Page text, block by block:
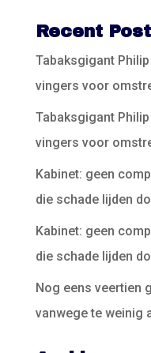
Recent
Tabaksgigant
vingers voor
Tabaksgigant
vingers voor
Kabinet: geen
die schade lijden
Kabinet: geen
die schade lijden
Nog eens veertien
vanwege te weinig